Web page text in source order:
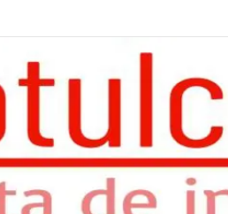
lua parte la Festivalul Folk Țestos